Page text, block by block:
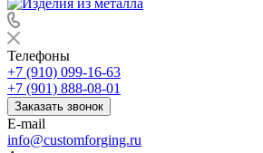
Телефоны
+7 (910) 099-16-63
+7 (901) 888-08-01
Заказать звонок
E-mail
info@customforging.ru